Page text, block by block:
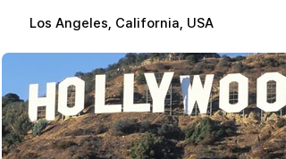
Los Angeles, California, USA